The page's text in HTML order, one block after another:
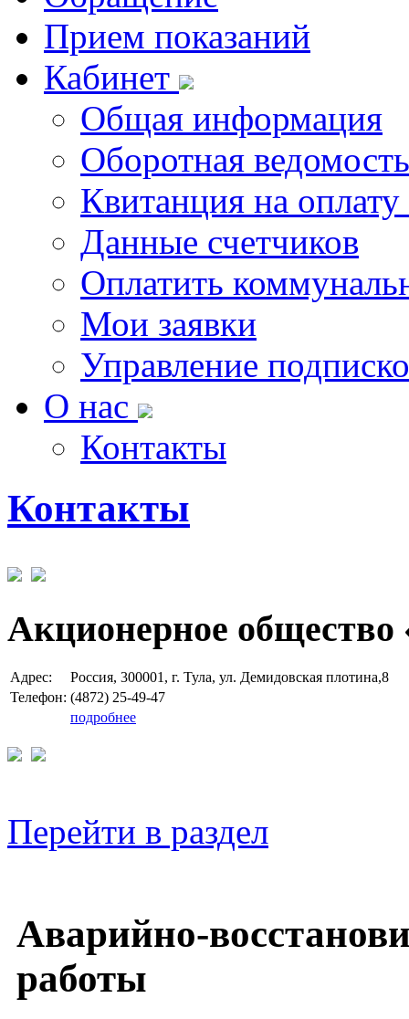
Прием показаний
Кабинет
Общая информация
Оборотная ведомость
Квитанция на
Данные счетчиков
Оплатить
Мои заявки
Управление
О нас
Контакты
Контакты
Акционерное общество
Адрес:
Россия, 300001, г. Тула, ул. Демидовская плотина,8
Телефон: (4872) 25-49-47
подробнее
Перейти в раздел
Аварийно-
работы